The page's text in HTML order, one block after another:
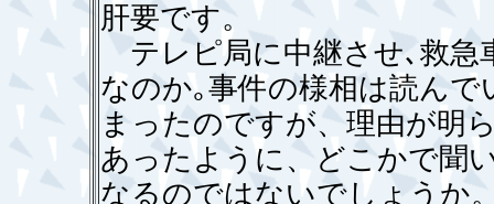
肝要です。
テレピ局に中継させ､救急
なのか｡事件の様相は読ん
まったのですが、理由が明
あったように、どこかで聞
なるのではないでしょうか